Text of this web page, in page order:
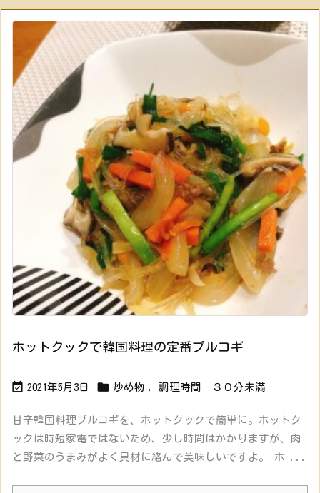
ホットクックで韓国料理の定番プルコギ
 2021年5月3日  炒め物 , 調理時間 ３０分未満
甘辛韓国料理プルコギを、ホットクックで簡単に。ホットク
ックは時短家電ではないため、少し時間はかかりますが、肉
と野菜のうまみがよく具材に絡んで美味しいですよ。 ホ ...